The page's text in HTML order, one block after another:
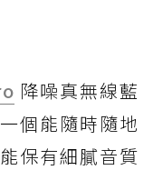
降噪真無線藍
個能隨時隨地
保有細膩音質